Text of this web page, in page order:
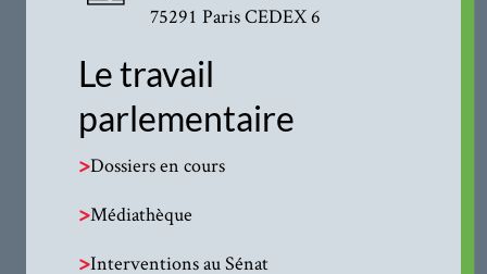
75291 Paris CEDEX 6
Le travail
parlementaire
>Dossiers en cours
>Médiathèque
>Interventions au Sénat